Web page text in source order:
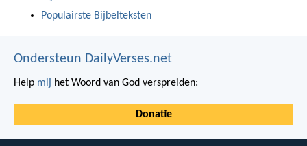
Populairste Bijbelteksten
Ondersteun DailyVerses.net
Help mij het Woord van God verspreiden:
Donatie